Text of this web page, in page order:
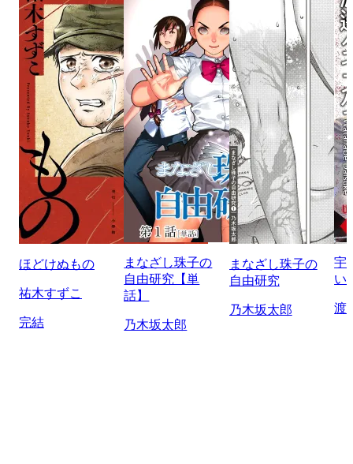
ほどけぬもの
祐木すずこ
完結
まなざし珠子の
自由研究【単
話】
乃木坂太郎
まなざし珠子の
自由研究
乃木坂太郎
宇
い
渡